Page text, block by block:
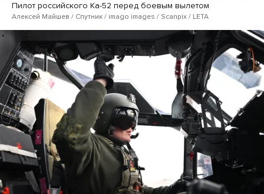
Пилот российского Ка-52 перед боевым вылетом
Алексей Майшев / Спутник / imago images / Scanpix / LETA